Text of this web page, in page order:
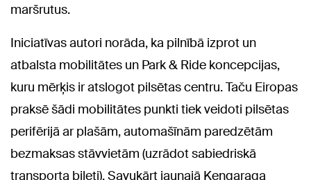
maršrutus.
Iniciatīvas autori norāda, ka pilnībā izprot un
atbalsta mobilitātes un Park & Ride koncepcijas,
kuru mērķis ir atslogot pilsētas centru. Taču Eiropas
praksē šādi mobilitātes punkti tiek veidoti pilsētas
perifērijā ar plašām, automašīnām paredzētām
bezmaksas stāvvietām (uzrādot sabiedriskā
transporta biļeti). Savukārt jaunajā Ķengaraga